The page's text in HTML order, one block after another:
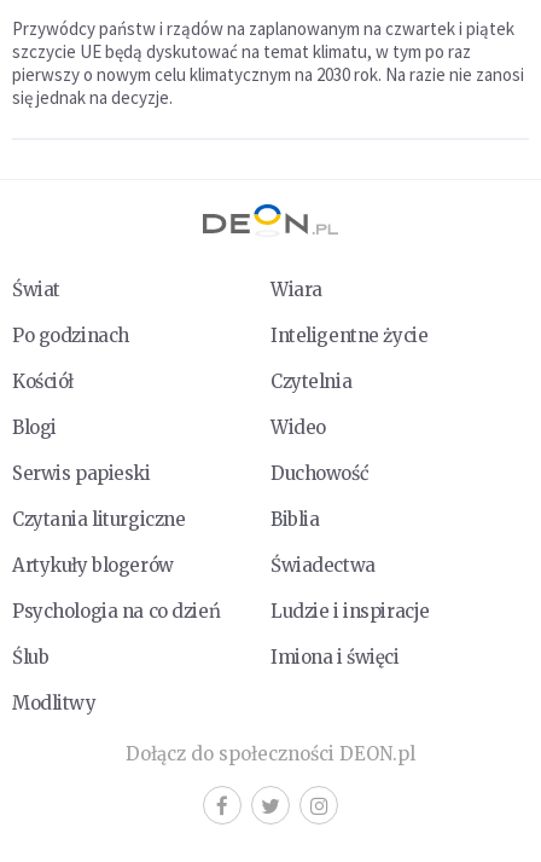
Przywódcy państw i rządów na zaplanowanym na czwartek i piątek
szczycie UE będą dyskutować na temat klimatu, w tym po raz
pierwszy o nowym celu klimatycznym na 2030 rok. Na razie nie zanosi
się jednak na decyzje.
Świat
Wiara
Po godzinach
Inteligentne życie
Kościół
Czytelnia
Blogi
Wideo
Serwis papieski
Duchowość
Czytania liturgiczne
Biblia
Artykuły blogerów
Świadectwa
Psychologia na co dzień
Ludzie i inspiracje
Ślub
Imiona i święci
Modlitwy
Dołącz do społeczności DEON.pl